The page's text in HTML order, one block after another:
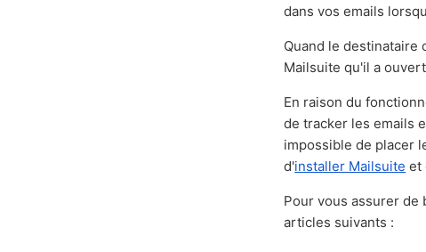
dans vos emails
Quand le destinataire
Mailsuite qu'il a
En raison du
de tracker les emails
impossible de placer
d'installer Mailsuite et
Pour vous assurer de
articles suivants :